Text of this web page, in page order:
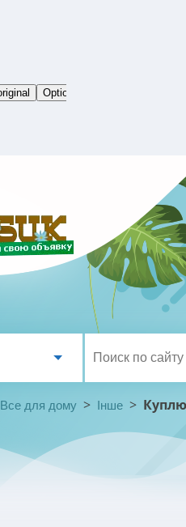
Все для дому > Інше >